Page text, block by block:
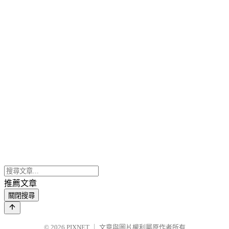
推薦文章
關閉搜尋
© 2026 PIXNET 文章與圖片權利屬原作者所有